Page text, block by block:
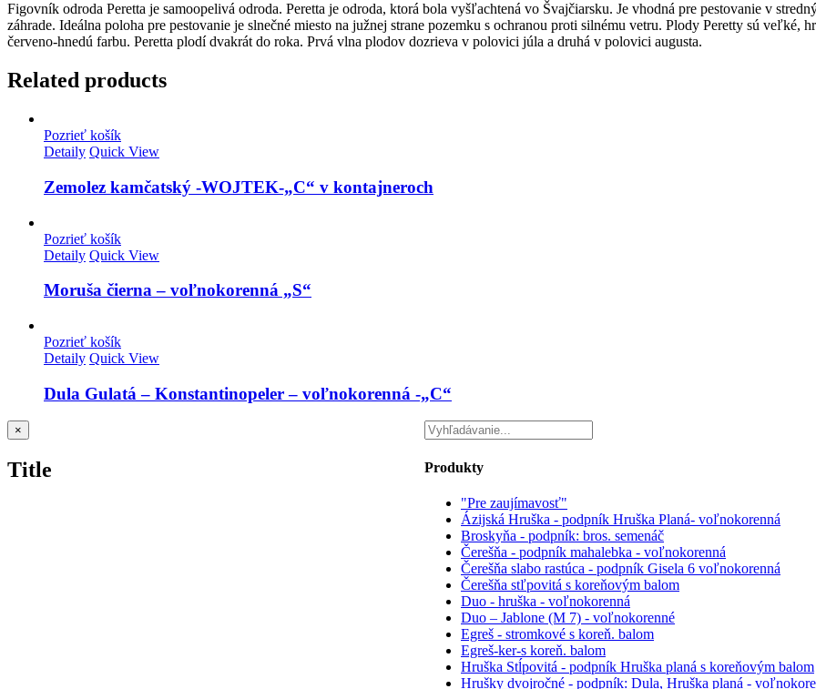
Figovník odroda Peretta je samoopelivá odroda. Peretta je odroda, ktorá bola vyšľachtená vo Švajčiarsku. Je vhodná pre pestovanie v
záhrade. Ideálna poloha pre pestovanie je slnečné miesto na južnej strane pozemku s ochranou proti silnému vetru. Plody Peretty sú
červeno-hnedú farbu. Peretta plodí dvakrát do roka. Prvá vlna plodov dozrieva v polovici júla a druhá v polovici augusta.
Related products
Pozrieť košík
Detaily Quick View
Zemolez kamčatský -WOJTEK-„C“ v kontajneroch
Pozrieť košík
Detaily Quick View
Moruša čierna – voľnokorenná „S“
Pozrieť košík
Detaily Quick View
Dula Gulatá – Konstantinopeler – voľnokorenná -„C“
Produkty
"Pre zaujímavosť"
Ázijská Hruška - podpník Hruška Planá- voľnokorenná
Broskyňa - podpník: bros. semenáč
Čerešňa - podpník mahalebka - voľnokorenná
Čerešňa slabo rastúca - podpník Gisela 6 voľnokorenná
Čerešňa stľpovitá s koreňovým balom
Duo - hruška - voľnokorenná
Duo – Jablone (M 7) - voľnokorenné
Egreš - stromkové s koreň. balom
Egreš-ker-s koreň. balom
Hruška Stĺpovitá - podpník Hruška planá s koreňovým balom
Hrušky dvojročné - podpník: Dula, Hruška planá -
Close
product
view
×
Title